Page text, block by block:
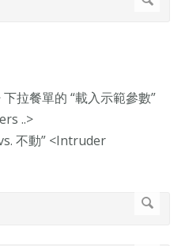
拉餐單的 “載入示範參數”
..>
不動” <Intruder